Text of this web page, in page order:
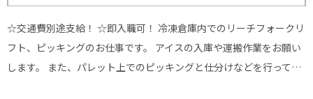
☆交通費別途支給！ ☆即入職可！ 冷凍倉庫内でのリーチフォークリ
フト、ピッキングのお仕事です。 アイスの入庫や運搬作業をお願い
します。 また、パレット上でのピッキングと仕分けなどを行って…